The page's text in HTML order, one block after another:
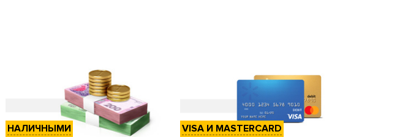
НАЛИЧНЫМИ VISA И MASTERCARD